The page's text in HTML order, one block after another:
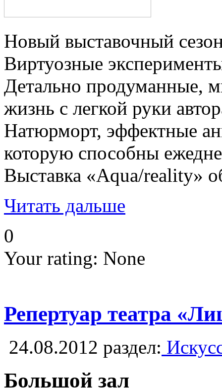
Новый выставочный
Виртуозные
Детально продуманные,
жизнь с легкой руки
Натюрморт, эффектные
которую способны
Выставка «Aqua/reality»
Читать дальше
0
Your rating: None
Репертуар театра
24.08.2012 раздел:
Большой зал